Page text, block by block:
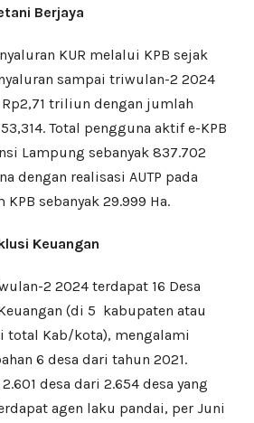
Berjaya
KUR melalui KPB sejak
sampai triwulan-2 2024
Rp2,71 triliun dengan jumlah
Total pengguna aktif e-KPB
Lampung sebanyak 837.702
dengan realisasi AUTP pada
KPB sebanyak 29.999 Ha.
Keuangan
2 2024 terdapat 16 Desa
(di 5 kabupaten atau
total Kab/kota), mengalami
6 desa dari tahun 2021.
desa dari 2.654 desa yang
agen laku pandai, per Juni